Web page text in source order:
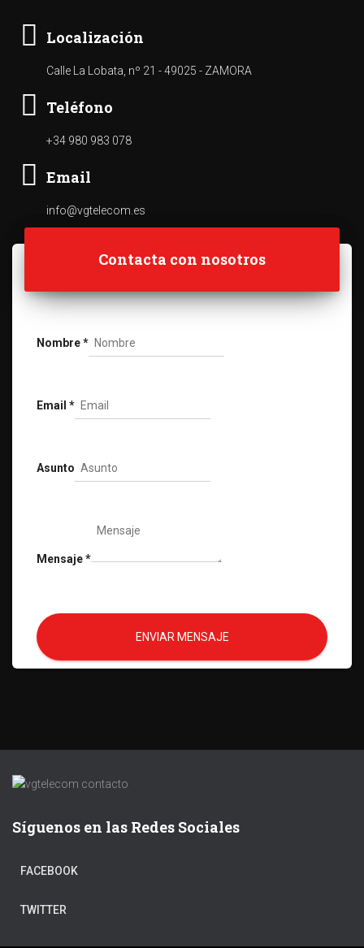
Localización
Calle La Lobata, nº 21 - 49025 - ZAMORA
Teléfono
+34 980 983 078
Email
info@vgtelecom.es
Contacta con nosotros
Nombre*
Email *
Asunto
Mensaje*
ENVIAR MENSAJE
Síguenos en las Redes Sociales
FACEBOOK
TWITTER